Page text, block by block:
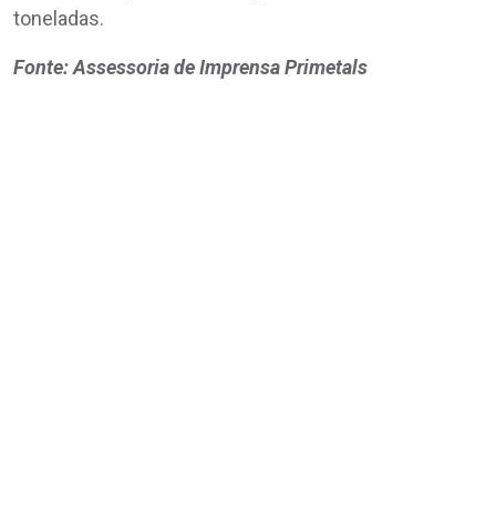
toneladas.
Fonte: Assessoria de Imprensa Primetals